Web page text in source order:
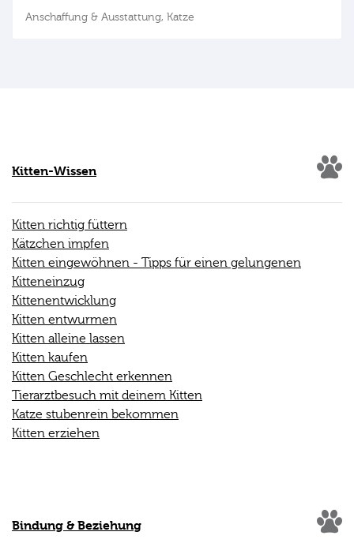
Anschaffung & Ausstattung, Katze
Kitten-Wissen
Kitten richtig füttern
Kätzchen impfen
Kitten eingewöhnen - Tipps für einen gelungenen
Kitteneinzug
Kittenentwicklung
Kitten entwurmen
Kitten alleine lassen
Kitten kaufen
Kitten Geschlecht erkennen
Tierarztbesuch mit deinem Kitten
Katze stubenrein bekommen
Kitten erziehen
Bindung & Beziehung